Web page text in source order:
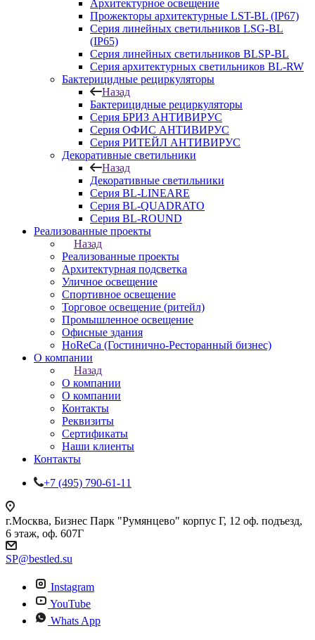
Архитектурное освещение
Прожекторы архитектурные LST-BL (IP67)
Серия линейных светильников LSG-BL
(IP65)
Серия линейных светильников BLSP-BL
Серия архитектурных светильников BL-RW
Бактерицидные рециркуляторы
Назад
Бактерицидные рециркуляторы
Серия БРИЗ АНТИВИРУС
Серия ОФИС АНТИВИРУС
Серия РИТЕЙЛ АНТИВИРУС
Декоративные светильники
Назад
Декоративные светильники
Серия BL-LINEARE
Серия BL-QUADRATO
Серия BL-ROUND
Реализованные проекты
Назад
Реализованные проекты
Архитектурная подсветка
Уличное освещение
Спортивное освещение
Торговое освещение (ритейл)
Промышленное освещение
Офисные здания
HoReCa (Гостинично-Ресторанный бизнес)
О компании
Назад
О компании
О компании
Контакты
Реквизиты
Сертификаты
Наши клиенты
Контакты
+7 (495) 790-61-11
г.Москва, Бизнес Парк "Румянцево" корпус Г, 12 оф. подъезд,
6 этаж, оф. 607Г
SP@bestled.su
Instagram
YouTube
Whats App